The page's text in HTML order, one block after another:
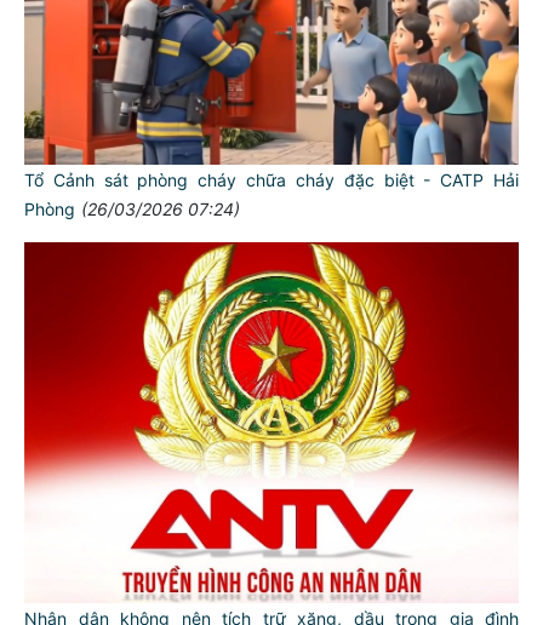
Tổ Cảnh sát phòng cháy chữa cháy đặc biệt - CATP Hải
Phòng (26/03/2026 07:24)
Nhân dân không nên tích trữ xăng, dầu trong gia đình